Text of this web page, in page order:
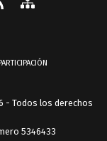
- Todos los derechos
5346433